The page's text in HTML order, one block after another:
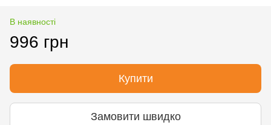
В наявності
996 грн
Купити
Замовити швидко